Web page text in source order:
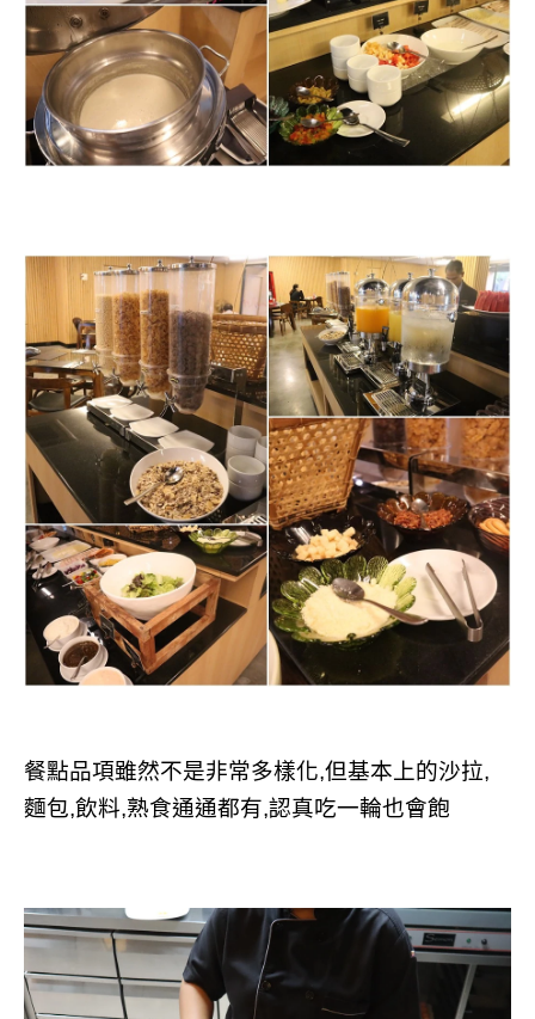
餐點品項雖然不是非常多樣化,但基本上的沙拉,
麵包,飲料,熟食通通都有,認真吃一輪也會飽